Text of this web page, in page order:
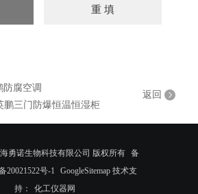
防腐空调
鹏三门防爆恒温恒湿柜
返回
勇诺生物科技有限公司 版权所有 备
20021522号-1
GoogleSitemap技术支
持：
化工仪器网